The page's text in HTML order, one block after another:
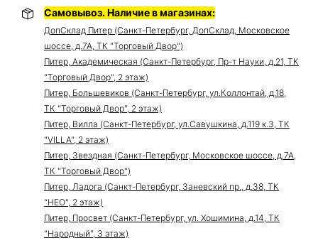
Самовывоз. Наличие в магазинах:
ДопСклад Питер (Санкт-Петербург, ДопСклад, Московское
шоссе, д.7А, ТК "Торговый Двор")
Питер, Академическая (Санкт-Петербург, Пр-т Науки, д.21, ТК
"Торговый Двор", 2 этаж)
Питер, Большевиков (Санкт-Петербург, ул.Коллонтай, д.18,
ТК "Торговый Двор", 2 этаж)
Питер, Вилла (Санкт-Петербург, ул.Савушкина, д.119 к.3, ТК
"VILLA", 2 этаж)
Питер, Звездная (Санкт-Петербург, Московское шоссе, д.7А,
ТК "Торговый Двор")
Питер, Ладога (Санкт-Петербург, Заневский пр., д.38, ТК
"НЕО", 2 этаж)
Питер, Просвет (Санкт-Петербург, ул. Хошимина, д.14, ТК
"Народный", 3 этаж)